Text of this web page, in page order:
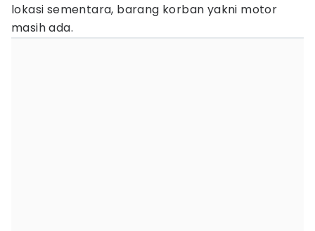
lokasi sementara, barang korban yakni motor
masih ada.